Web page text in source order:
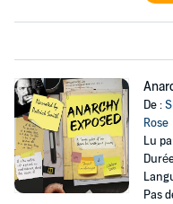
De :
Rose
Lu
Pas